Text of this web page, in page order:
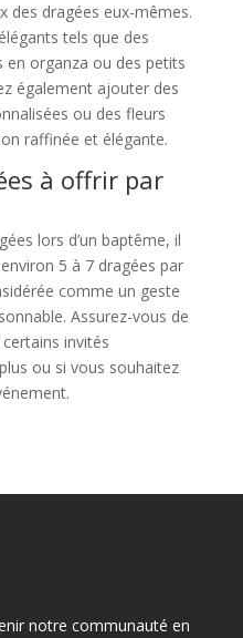
des dragées eux-mêmes.
tels que des
organza ou des petits
également ajouter des
ou des fleurs
raffinée et élégante.
à offrir par
lors d’un baptême, il
5 à 7 dragées par
comme un geste
Assurez-vous de
invités
ou si vous souhaitez
notre communauté en